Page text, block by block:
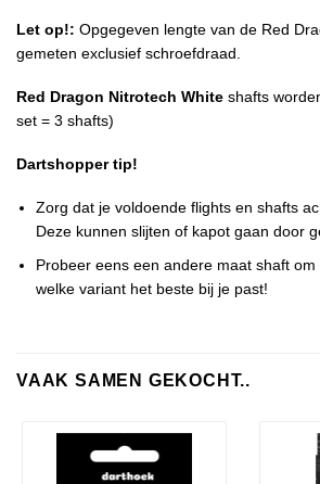
Let op!: Opgegeven lengte van de Red
gemeten exclusief schroefdraad.
Red Dragon Nitrotech White shafts
set = 3 shafts)
Dartshopper tip!
Zorg dat je voldoende flights en shafts
Deze kunnen slijten of kapot gaan door
Probeer eens een andere maat shaft
welke variant het beste bij je past!
VAAK SAMEN GEKOCHT..